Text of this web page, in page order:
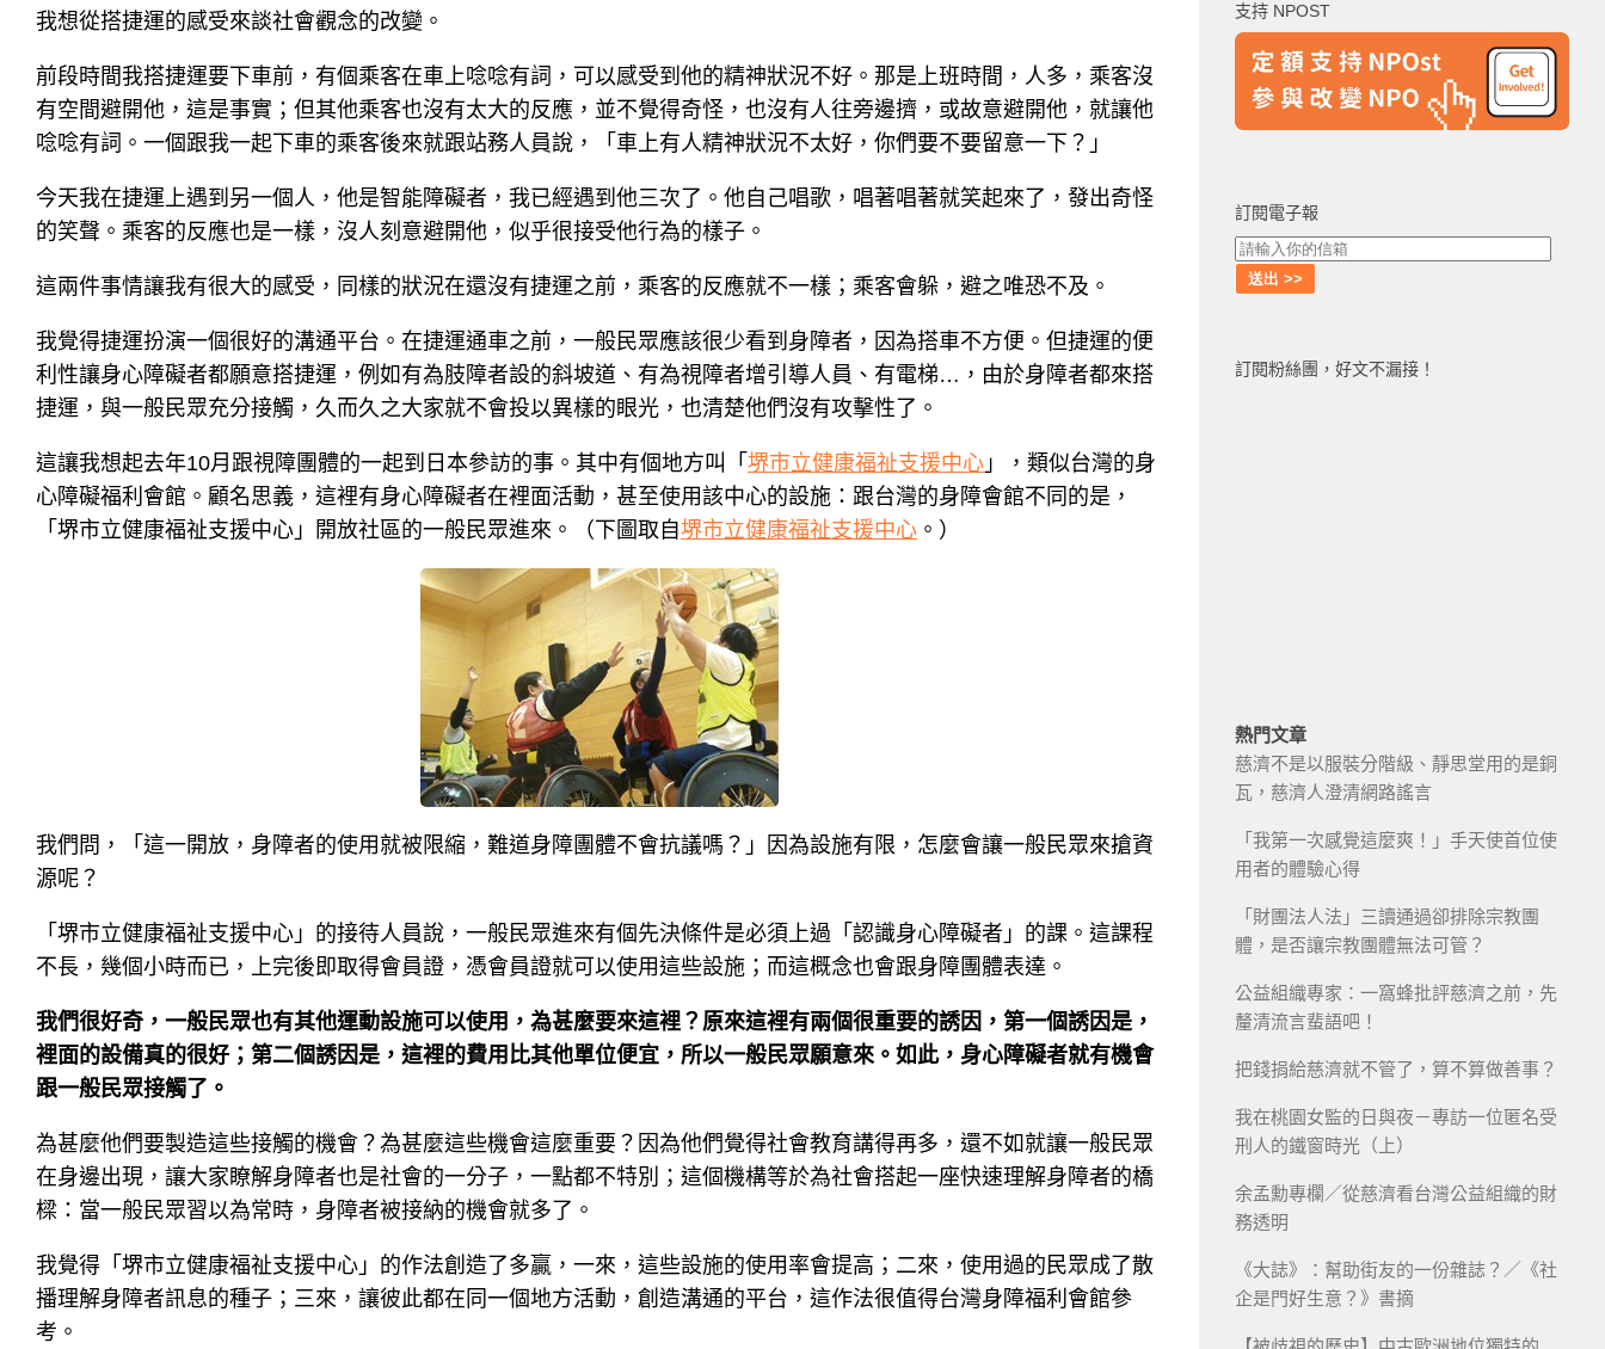
我想從搭捷運的感受來談社會觀念的改變。
前段時間我搭捷運要下車前，有個乘客在車上唸唸有詞，可以感受到他的精神狀況不好。那是上班時間，人多，乘客沒
有空間避開他，這是事實；但其他乘客也沒有太大的反應，並不覺得奇怪，也沒有人往旁邊擠，或故意避開他，就讓他
唸唸有詞。一個跟我一起下車的乘客後來就跟站務人員說，「車上有人精神狀況不太好，你們要不要留意一下？」
今天我在捷運上遇到另一個人，他是智能障礙者，我已經遇到他三次了。他自己唱歌，唱著唱著就笑起來了，發出奇怪
的笑聲。乘客的反應也是一樣，沒人刻意避開他，似乎很接受他行為的樣子。
這兩件事情讓我有很大的感受，同樣的狀況在還沒有捷運之前，乘客的反應就不一樣；乘客會躲，避之唯恐不及。
我覺得捷運扮演一個很好的溝通平台。在捷運通車之前，一般民眾應該很少看到身障者，因為搭車不方便。但捷運的便
利性讓身心障礙者都願意搭捷運，例如有為肢障者設的斜坡道、有為視障者增引導人員、有電梯…，由於身障者都來搭
捷運，與一般民眾充分接觸，久而久之大家就不會投以異樣的眼光，也清楚他們沒有攻擊性了。
這讓我想起去年10月跟視障團體的一起到日本參訪的事。其中有個地方叫「 堺市立健康福祉支援中心 」，類似台灣的身
心障礙福利會館。顧名思義，這裡有身心障礙者在裡面活動，甚至使用該中心的設施：跟台灣的身障會館不同的是，
「堺市立健康福祉支援中心」開放社區的一般民眾進來。（下圖取自堺市立健康福祉支援中心 。）
我們問，「這一開放，身障者的使用就被限縮，難道身障團體不會抗議嗎？」因為設施有限，怎麼會讓一般民眾來搶資
源呢？
「堺市立健康福祉支援中心」的接待人員說，一般民眾進來有個先決條件是必須上過「認識身心障礙者」的課。這課程
不長，幾個小時而已，上完後即取得會員證，憑會員證就可以使用這些設施；而這概念也會跟身障團體表達。
我們很好奇，一般民眾也有其他運動設施可以使用，為甚麼要來這裡？原來這裡有兩個很重要的誘因，第一個誘因是，
裡面的設備真的很好；第二個誘因是，這裡的費用比其他單位便宜，所以一般民眾願意來。如此，身心障礙者就有機會
跟一般民眾接觸了。
為甚麼他們要製造這些接觸的機會？為甚麼這些機會這麼重要？因為他們覺得社會教育講得再多，還不如就讓一般民眾
在身邊出現，讓大家瞭解身障者也是社會的一分子，一點都不特別；這個機構等於為社會搭起一座快速理解身障者的橋
樑：當一般民眾習以為常時，身障者被接納的機會就多了。
我覺得「堺市立健康福祉支援中心」的作法創造了多贏，一來，這些設施的使用率會提高；二來，使用過的民眾成了散
播理解身障者訊息的種子；三來，讓彼此都在同一個地方活動，創造溝通的平台，這作法很值得台灣身障福利會館參
考。
字:
支持 NPOST
訂閱電子報
訂閱粉絲團，好文不漏接！
熱門文章
慈濟不是以服裝分階級、靜思堂用的是銅
瓦，慈濟人澄清網路謠言
「我第一次感覺這麼爽！」手天使首位使
用者的體驗心得
「財團法人法」三讀通過卻排除宗教團
體，是否讓宗教團體無法可管？
公益組織專家：一窩蜂批評慈濟之前，先
釐清流言蜚語吧！
把錢捐給慈濟就不管了，算不算做善事？
我在桃園女監的日與夜－專訪一位匿名受
刑人的鐵窗時光（上）
余孟勳專欄／從慈濟看台灣公益組織的財
務透明
《大誌》：幫助街友的一份雜誌？／《社
企是門好生意？》書摘